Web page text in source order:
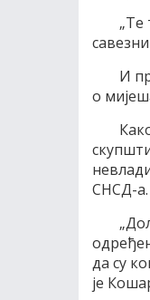
„Те
И
о
СНСД-а.
да су
је